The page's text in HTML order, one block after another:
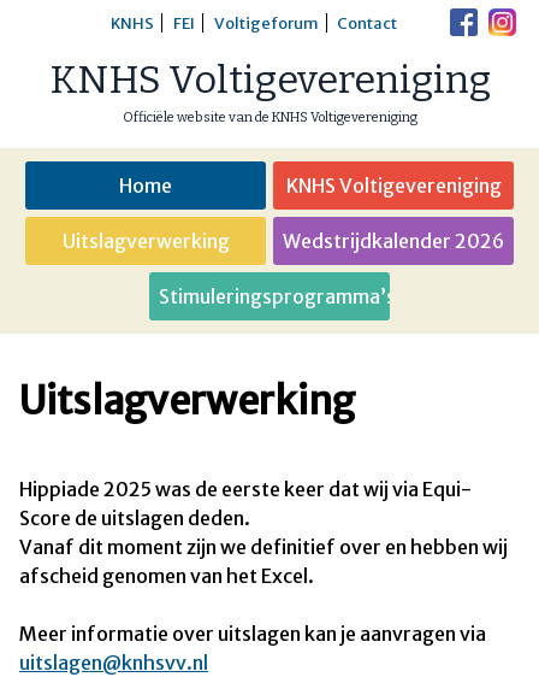
content
KNHS FEI Voltigeforum Contact
KNHS Voltigevereniging
Officiële website van de KNHS Voltigevereniging
Home KNHS Voltigevereniging
Uitslagverwerking Wedstrijdkalender 2026
Stimuleringsprogramma’s
Uitslagverwerking
Hippiade 2025 was de eerste keer dat wij via Equi-
Score de uitslagen deden.
Vanaf dit moment zijn we definitief over en hebben wij
afscheid genomen van het Excel.
Meer informatie over uitslagen kan je aanvragen via
uitslagen@knhsvv.nl